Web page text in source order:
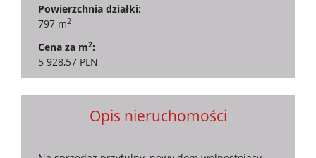
Powierzchnia działki:
797 m2
Cena za m2:
5 928,57 PLN
Opis nieruchomości